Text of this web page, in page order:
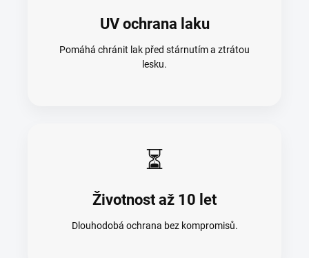
UV ochrana laku
Pomáhá chránit lak před stárnutím a ztrátou
lesku.
⏳
Životnost až 10 let
Dlouhodobá ochrana bez kompromisů.